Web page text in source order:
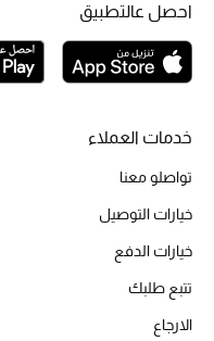
جميع الإكسسورات النسائية
الموسم الجديد
الحقائب النسائية
خدمات العملاء
تواصلو معنا
خيارات التوصيل
خيارات الدفع
تتبع طلبك
الارجاع
احصل عالتطبيق